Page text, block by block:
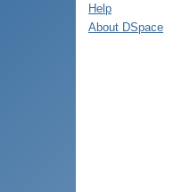
Help
About DSpace